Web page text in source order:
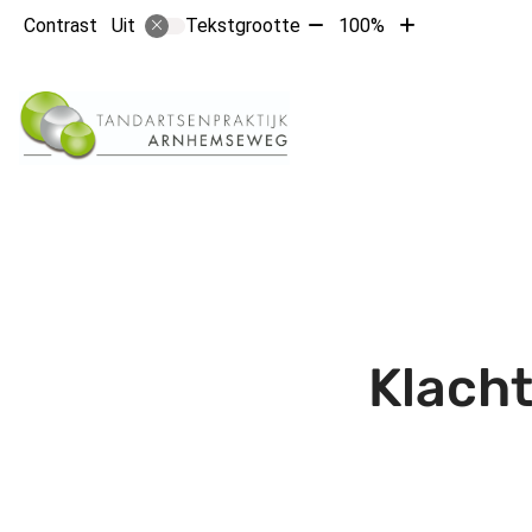
Contrast Uit Tekstgrootte Tekst100%
Tekst